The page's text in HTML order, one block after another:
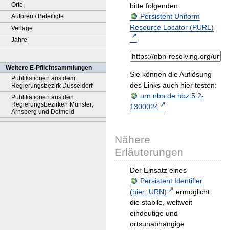
Orte
Autoren / Beteiligte
Verlage
Jahre
Weitere E-Pflichtsammlungen
Publikationen aus dem
Regierungsbezirk Düsseldorf
Publikationen aus den
Regierungsbezirken Münster,
Arnsberg und Detmold
bitte folgenden
Persistent Uniform
Resource Locator (PURL)
:
Sie können die Auflösung
des Links auch hier testen:
urn:nbn:de:hbz:5:2-
1300024
Nähere
Erläuterungen
Der Einsatz eines
Persistent Identifier
(hier: URN)
ermöglicht
die stabile, weltweit
eindeutige und
ortsunabhängige